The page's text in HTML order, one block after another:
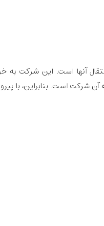
آنها است. این شرکت به
شرکت است. بنابراین، با